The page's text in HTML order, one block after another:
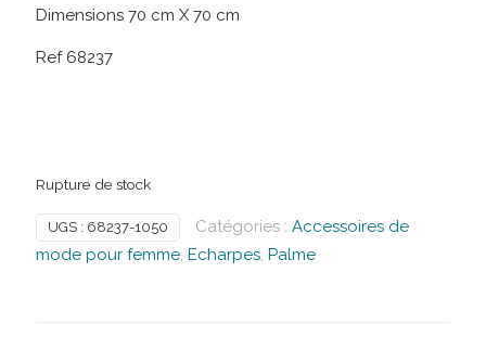
Dimensions 70 cm X 70 cm
Ref 68237
Rupture de stock
UGS : 68237-1050 Catégories : Accessoires de
mode pour femme Echarpes Palme